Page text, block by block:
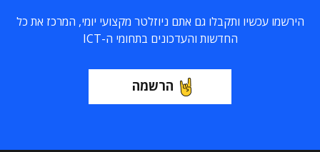
הירשמו עכשיו ותקבלו גם אתם ניוזלטר מקצועי יומי, המרכז את כל
החדשות והעדכונים בתחומי ה-ICT
הרשמה